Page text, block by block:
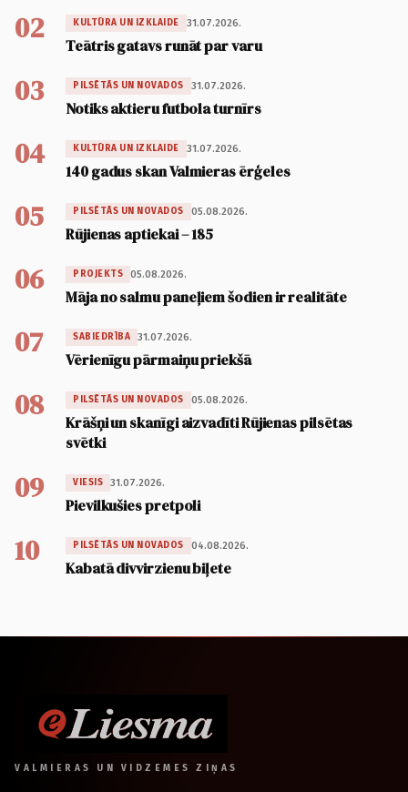
02 KULTŪRA UN IZKLAIDE 31.07.2026.
Teātris gatavs runāt par varu
03 PILSĒTĀS UN NOVADOS 31.07.2026.
Notiks aktieru futbola turnīrs
04 KULTŪRA UN IZKLAIDE 31.07.2026.
140 gadus skan Valmieras ērģeles
05 PILSĒTĀS UN NOVADOS 05.08.2026.
Rūjienas aptiekai – 185
06 PROJEKTS 05.08.2026.
Māja no salmu paneļiem šodien ir realitāte
07 SABIEDRĪBA 31.07.2026.
Vērienīgu pārmaiņu priekšā
08 PILSĒTĀS UN NOVADOS 05.08.2026.
Krāšņi un skanīgi aizvadīti Rūjienas pilsētas
svētki
09 VIESIS 31.07.2026.
Pievilkušies pretpoli
10 PILSĒTĀS UN NOVADOS 04.08.2026.
Kabatā divvirzienu biļete
VALMIERAS UN VIDZEMES ZIŅAS